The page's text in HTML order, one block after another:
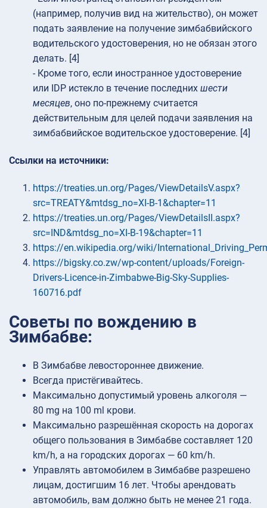
(например, получив вид на жительство), он может
подать заявление на получение зимбабвийского
водительского удостоверения, но не обязан этого
делать. [4]
- Кроме того, если иностранное удостоверение
или IDP истекло в течение последних шести
месяцев, оно по-прежнему считается
действительным для целей подачи заявления на
зимбабвийское водительское удостоверение. [4]
Ссылки на источники:
https://treaties.un.org/Pages/ViewDetailsV.aspx?
src=TREATY&mtdsg_no=XI-B-1&chapter=11
https://treaties.un.org/Pages/ViewDetailsII.aspx?
src=IND&mtdsg_no=XI-B-19&chapter=11
https://en.wikipedia.org/wiki/
https://bigsky.co.zw/wp-content/uploads/Foreign-
Drivers-Licence-in-Zimbabwe-Big-Sky-Supplies-
160716.pdf
Советы по вождению в
Зимбабве:
В Зимбабве левостороннее движение.
Всегда пристёгивайтесь.
Максимально допустимый уровень алкоголя —
80 mg на 100 ml крови.
Максимально разрешённая скорость на дорогах
общего пользования в Зимбабве составляет 120
km/h, а на городских дорогах — 60 km/h.
Управлять автомобилем в Зимбабве разрешено
лицам, достигшим 16 лет. Чтобы арендовать
автомобиль, вам должно быть не менее 21 года.